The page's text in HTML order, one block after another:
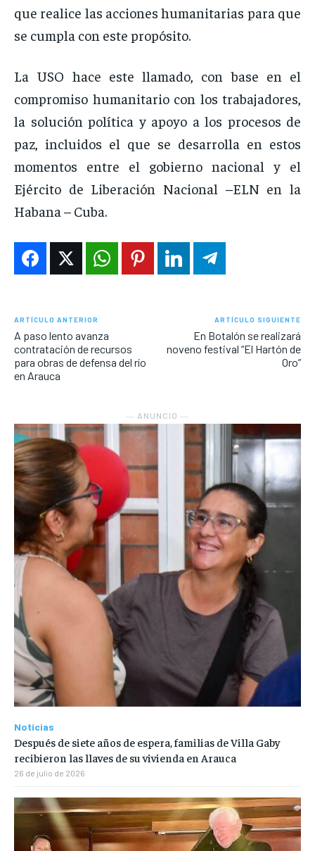
que realice las acciones humanitarias para que
se cumpla con este propósito.
La USO hace este llamado, con base en el
compromiso humanitario con los trabajadores,
la solución política y apoyo a los procesos de
paz, incluidos el que se desarrolla en estos
momentos entre el gobierno nacional y el
Ejército de Liberación Nacional –ELN en la
Habana – Cuba.
ARTÍCULO ANTERIOR
A paso lento avanza
contratación de recursos
para obras de defensa del río
en Arauca
ARTÍCULO SIGUIENTE
En Botalón se realizará
noveno festival “El Hartón de
Oro”
― ANUNCIO ―
Noticias
Después de siete años de espera, familias de Villa Gaby
recibieron las llaves de su vivienda en Arauca
26 de julio de 2026